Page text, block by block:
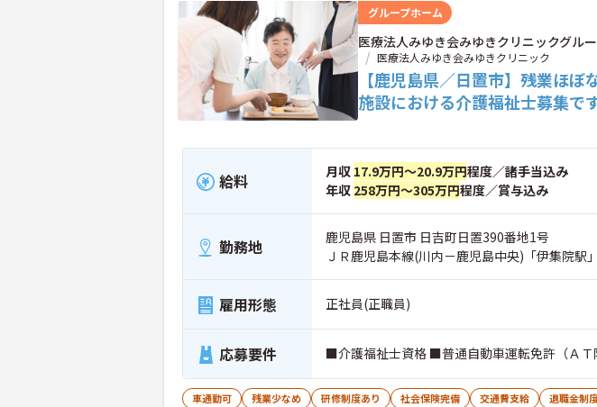
グループホーム
医療法人みゆき会みゆきクリニックグル
医療法人みゆき会みゆきクリニック
【鹿児島県／日置市】残業ほ
施設における介護福祉士募集で
給料 月収 17.9万円～20.9万円程度／諸手当込み
年収 258万円～305万円程度／賞与込み
勤務地
鹿児島県 日置市 日吉町日置390番地1号
ＪＲ鹿児島本線(川内－鹿児島中央)「伊集院駅
雇用形態 正社員(正職員)
応募要件 ■介護福祉士資格 ■普通自動車運転免許（ＡＴ
車通勤可 残業少なめ 研修制度あり 社会保険完備 交通費支給 退職金制